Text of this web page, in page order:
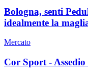
Bologna, senti
idealmente la
Mercato
Cor Sport -